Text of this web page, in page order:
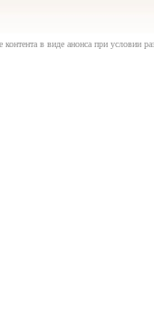
контента в виде анонса при условии